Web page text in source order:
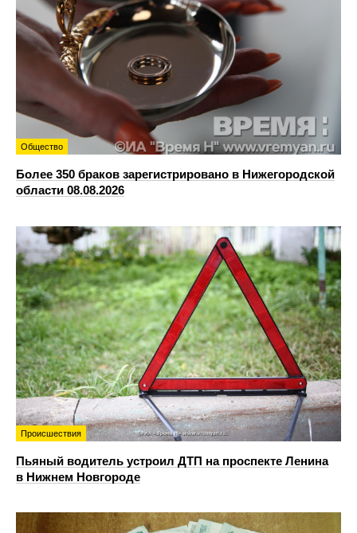
Общество
Более 350 браков зарегистрировано в Нижегородской
области 08.08.2026
Происшествия
Пьяный водитель устроил ДТП на проспекте Ленина
в Нижнем Новгороде